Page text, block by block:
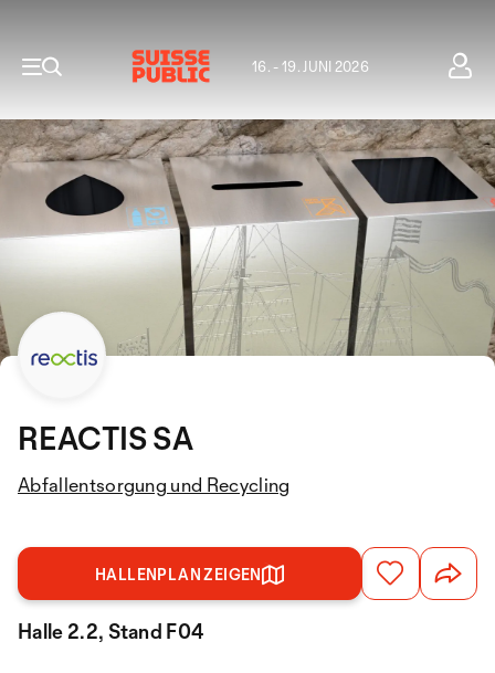
16. - 19. JUNI 2026
REACTIS SA
Abfallentsorgung und Recycling
HALLENPLAN ZEIGEN
Halle 2.2, Stand F04